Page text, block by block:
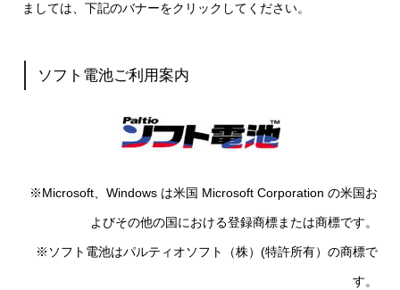
ましては、下記のバナーをクリックしてください。
ソフト電池ご利用案内
※Microsoft、Windows は米国 Microsoft Corporation の米国お
よびその他の国における登録商標または商標です。
※ソフト電池はパルティオソフト（株）(特許所有）の商標で
す。